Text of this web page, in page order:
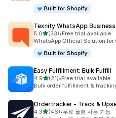
Built for Shopify
Texnity WhatsApp Business
5.0별 5개 중
(33)
총 리뷰 33개
•Free trial available
WhatsApp Official Solution for
Built for Shopify
Easy Fulfillment: Bulk Fulfill
4.9별 5개 중
(21)
총 리뷰 21개
•Free trial available
Bulk order fulfillment &
Ordertracker ‑ Track &
4.3별 5개 중
(46)
총 리뷰 46개
•무료 플랜 사용 가능